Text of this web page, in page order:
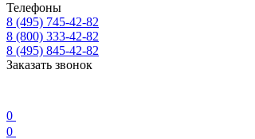
Телефоны
8 (495) 745-42-82
8 (800) 333-42-82
8 (495) 845-42-82
Заказать звонок
0
0